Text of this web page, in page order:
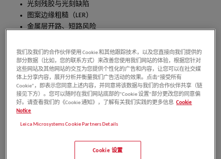
光刻残胶与光刻缺陷
图案边缘粗糙（LER）
金属层开路、短路风险
这些都属于需放大观察+需测量的检测场景 。
如果你听到如下这些场景，显微镜同样适用
涉及半导体前道与后道流程的关键词包括：
铸锭制备、晶片（裸片）、掺杂、热处理、光刻
photolithography）、掩膜、蚀刻、旋涂、对准、图案化
我们及我们的合作伙伴使用 Cookie 和其他跟踪技术，以及您直接向我们提供的
部分数据（比如，您的联系方式）来改善您使用我们网站的体验，根据您针对
这些网站及其他网站的交互为您提供个性化的广告和内容，让您可以在社交媒
体上分享内容，展开分析并衡量我们广告活动的效果。点击“接受所有
Cookie”，即表示您同意上述内容，并同意将该数据与我们的合作伙伴共享（链
接见下方）。您可以随时在我们网站底部的“Cookie 设置”部分更改您的同意偏
好。请查看我们的《Cookie 通知》，了解有关我们实践的更多信息 Cookie
Notice
Leica Microsystems Cookie Partners Details
Cookie 设置